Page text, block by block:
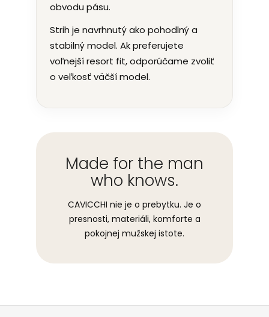
obvodu pásu.
Strih je navrhnutý ako pohodlný a
stabilný model. Ak preferujete
voľnejší resort fit, odporúčame zvoliť
o veľkosť väčší model.
Made for the man
who knows.
CAVICCHI nie je o prebytku. Je o
presnosti, materiáli, komforte a
pokojnej mužskej istote.